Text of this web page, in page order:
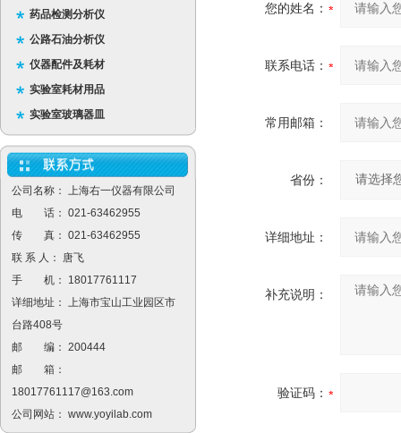
药品检测分析仪
公路石油分析仪
仪器配件及耗材
实验室耗材用品
实验室玻璃器皿
公司名称： 上海右一仪器有限公司
电 话： 021-63462955
传 真： 021-63462955
联 系 人： 唐飞
手 机： 18017761117
详细地址： 上海市宝山工业园区市
台路408号
邮 编： 200444
邮 箱：
18017761117@163.com
公司网站： www.yoyilab.com
您的姓名：
联系电话：
常用邮箱：
省份：
详细地址：
补充说明：
验证码：